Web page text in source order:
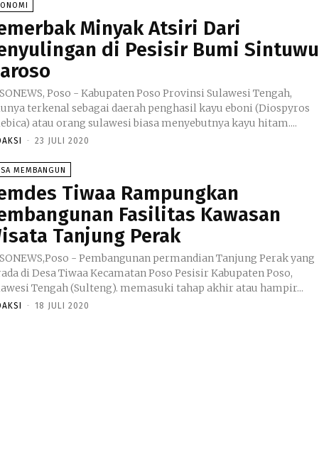
Minyak Atsiri Dari
di Pesisir Bumi Sintuwu
Poso - Kabupaten Poso Provinsi Sulawesi Tengah,
terkenal sebagai daerah penghasil kayu eboni (Diospyros
atau orang sulawesi biasa menyebutnya kayu hitam....
- 23 JULI 2020
MEMBANGUN
Tiwaa Rampungkan
Fasilitas Kawasan
Tanjung Perak
- Pembangunan permandian Tanjung Perak yang
di Desa Tiwaa Kecamatan Poso Pesisir Kabupaten Poso,
Tengah (Sulteng). memasuki tahap akhir atau hampir...
- 18 JULI 2020